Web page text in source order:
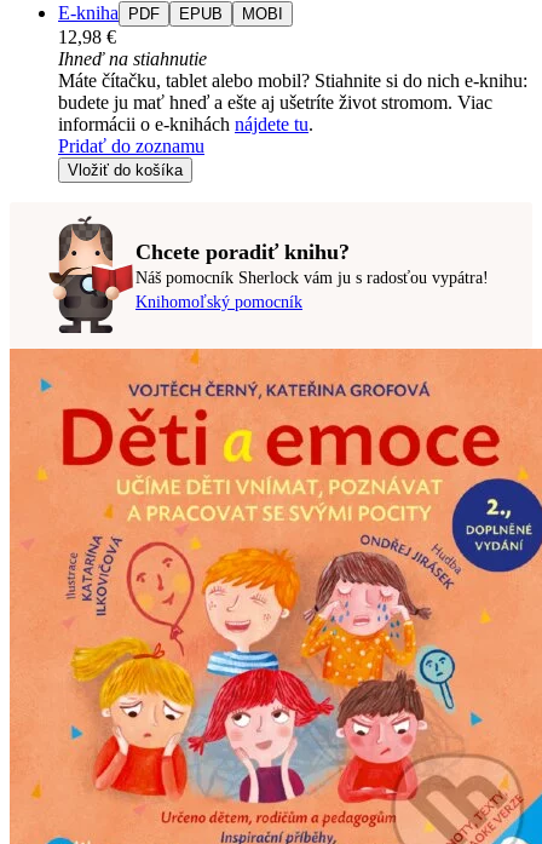
E-kniha PDF EPUB MOBI
12,98 €
Ihneď na stiahnutie
Máte čítačku, tablet alebo mobil? Stiahnite si do nich e-knihu:
budete ju mať hneď a ešte aj ušetríte život stromom. Viac
informácii o e-knihách nájdete tu.
Pridať do zoznamu
Vložiť do košíka
Chcete poradiť knihu?
Náš pomocník Sherlock vám ju s radosťou vypátra!
Knihomoľský pomocník